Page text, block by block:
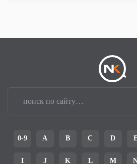
0-9 A B C D
I J K L M